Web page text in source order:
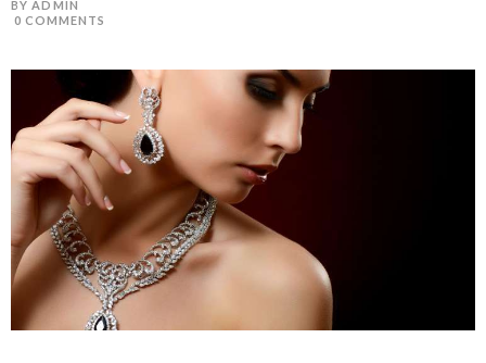
BY ADMIN
0 COMMENTS